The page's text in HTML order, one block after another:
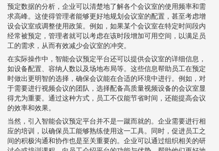
预定数据的分析，企业可以清楚地了解各个会议室的使用频率和需
求高峰。这使得管理者能够更好地规划会议室的配置，甚至考虑增
设会议室或调整使用政策。例如，如果某个会议室在特定时间段内
经常被预定，管理者就可以考虑在该时段增加可用空间，以满足员
工的需求，从而有效减少会议室的冲突。
在实际操作中，智能会议预定平台还可以提供会议室的详细信息，
如设备配置、容纳人数以及场地布局等。这些信息帮助员工在预定
时做出更明智的选择，确保会议能在合适的环境中进行。例如，对
于需要进行视频会议的团队，选择配备高质量视频设备的会议室显
得尤为重要。通过这种方式，员工不仅能节省时间，还能提高会议
的效率和效果。
当然，引入智能会议预定平台并不是一蹴而就的。企业需要进行相
应的培训，以确保员工能够熟练使用这一工具。同时，促进员工之
间的积极沟通和协作也是至关重要的。企业可以通过组织相关的研